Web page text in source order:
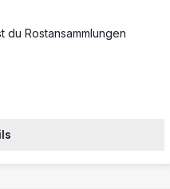
du Rostansammlungen